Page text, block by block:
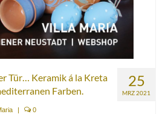
25
MRZ 2021
Tür… Keramik á la Kreta
Farben.
| 0